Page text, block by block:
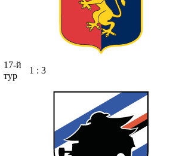
17-й
тур
1 : 3